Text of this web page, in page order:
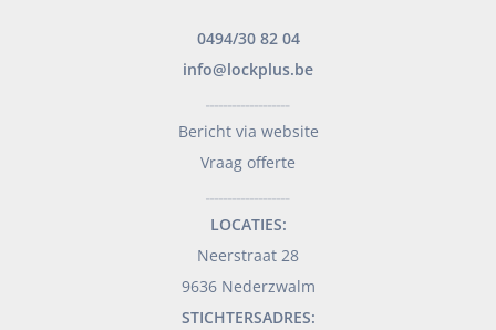
0494/30 82 04
info@lockplus.be
Bericht via website
Vraag offerte
LOCATIES:
Neerstraat 28
9636 Nederzwalm
STICHTERSADRES: